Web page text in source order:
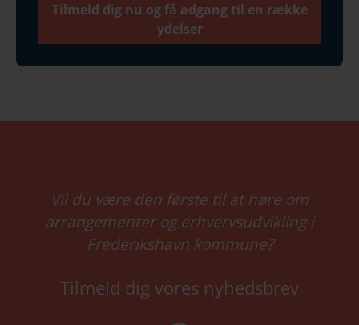
Tilmeld dig nu og få adgang til en række
ydelser
Vil du være den første til at høre om
arrangementer og erhvervsudvikling i
Frederikshavn kommune?
Tilmeld dig vores nyhedsbrev